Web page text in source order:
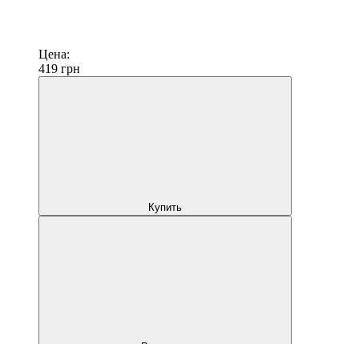
Цена:
419 грн
Купить